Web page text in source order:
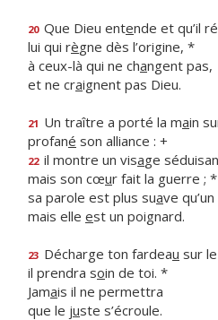
20 Que Dieu entende et qu’il
lui qui règne dès l’origine, *
à ceux-là qui ne changent pas,
et ne craignent pas Dieu.
21 Un traître a porté la main
profané son alliance : +
22 il montre un visage
mais son cœur fait la guerre ; *
sa parole est plus suave
mais elle est un poignard.
23 Décharge ton fardeau sur
il prendra soin de toi. *
Jamais il ne permettra
que le juste s’écroule.